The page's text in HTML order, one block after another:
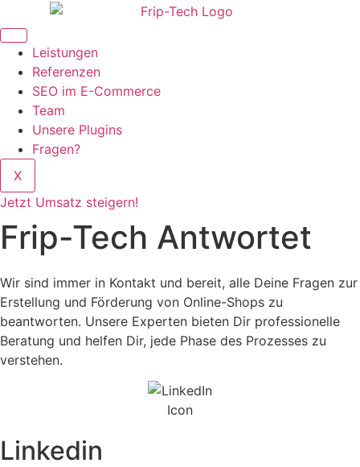
Inhalt
wechselnLeistungen
Referenzen
SEO im E-Commerce
Team
Unsere Plugins
Fragen?
X
Jetzt Umsatz steigern!
Frip-Tech Antwortet
Wir sind immer in Kontakt und bereit, alle Deine Fragen zur
Erstellung und Förderung von Online-Shops zu
beantworten. Unsere Experten bieten Dir professionelle
Beratung und helfen Dir, jede Phase des Prozesses zu
verstehen.
Linkedin